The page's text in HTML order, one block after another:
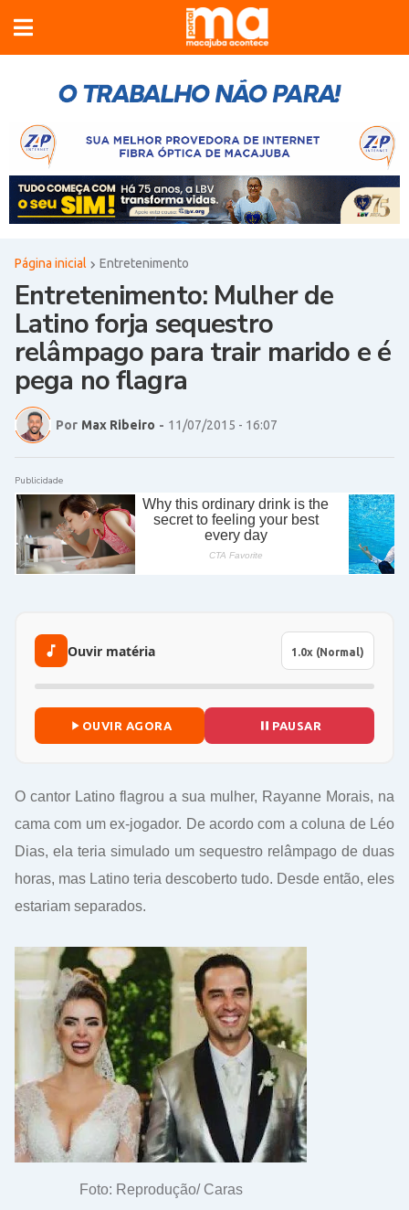
Página inicial Entretenimento
Entretenimento: Mulher de
Latino forja sequestro
relâmpago para trair marido e é
pega no flagra
Por Max Ribeiro - 11/07/2015 - 16:07
Publicidade
Ouvir matéria
OUVIR AGORA PAUSAR
O cantor Latino flagrou a sua mulher, Rayanne Morais, na
cama com um ex-jogador. De acordo com a coluna de Léo
Dias, ela teria simulado um sequestro relâmpago de duas
horas, mas Latino teria descoberto tudo. Desde então, eles
estariam separados.
Foto: Reprodução/ Caras